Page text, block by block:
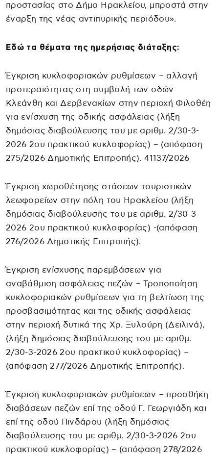
προστασίας στο Δήμο Ηρακλείου, μπροστά στην
έναρξη της νέας αντιπυρικής περιόδου».
Εδώ τα θέματα της ημερήσιας διάταξης:
Έγκριση κυκλοφοριακών ρυθμίσεων – αλλαγή
προτεραιότητας στη συμβολή των οδών
Κλεάνθη και Δερβενακίων στην περιοχή Φιλοθέη
για ενίσχυση της οδικής ασφάλειας (λήξη
δημόσιας διαβούλευσης του με αριθμ. 2/30-3-
2026 2ου πρακτικού κυκλοφορίας) – (απόφαση
275/2026 Δημοτικής Επιτροπής). 41137/2026
Έγκριση χωροθέτησης στάσεων τουριστικών
λεωφορείων στην πόλη του Ηρακλείου (λήξη
δημόσιας διαβούλευσης του με αριθμ. 2/30-3-
2026 2ου πρακτικού κυκλοφορίας) -(απόφαση
276/2026 Δημοτικής Επιτροπής).
Έγκριση ενίσχυσης παρεμβάσεων για
αναβάθμιση ασφάλειας πεζών – Τροποποίηση
κυκλοφοριακών ρυθμίσεων για τη βελτίωση της
προσβασιμότητας και της οδικής ασφάλειας
στην περιοχή δυτικά της Χρ. Ξυλούρη (Δειλινά),
(λήξη δημόσιας διαβούλευσης του με αριθμ.
2/30-3-2026 2ου πρακτικού κυκλοφορίας) –
(απόφαση 277/2026 Δημοτικής Επιτροπής).
Έγκριση κυκλοφοριακών ρυθμίσεων – προσθήκη
διαβάσεων πεζών επί της οδού Γ. Γεωργιάδη και
επί της οδού Πινδάρου (λήξη δημόσιας
διαβούλευσης του με αριθμ. 2/30-3-2026 2ου
πρακτικού κυκλοφορίας) – (απόφαση 278/2026